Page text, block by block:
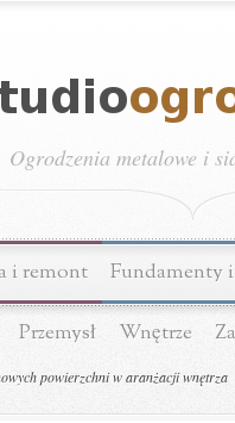
Ogrodzenia metalowe i
i remont Fundamenty
Przemysł Wnętrze
powierzchni w aranżacji wnętrza